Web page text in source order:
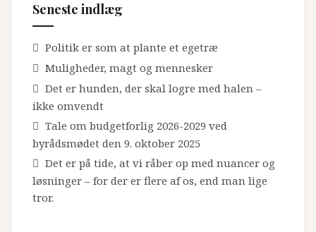
Seneste indlæg
Politik er som at plante et egetræ
Muligheder, magt og mennesker
Det er hunden, der skal logre med halen –
ikke omvendt
Tale om budgetforlig 2026-2029 ved
byrådsmødet den 9. oktober 2025
Det er på tide, at vi råber op med nuancer og
løsninger – for der er flere af os, end man lige
tror.